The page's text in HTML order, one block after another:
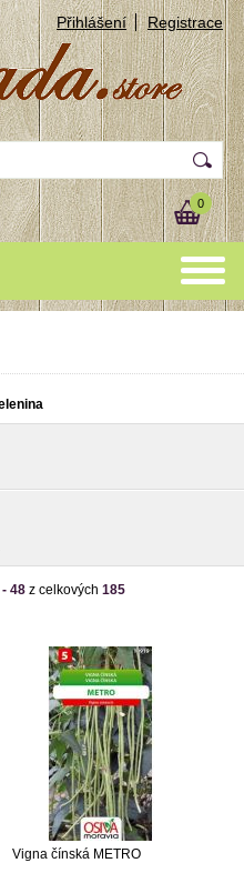
Přihlášení Registrace
0
48z celkových 185
Vigna čínská METRO